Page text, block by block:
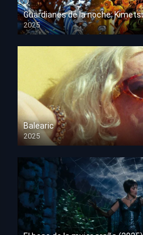
2025
HD 1080p
Balearic
2025
HD 1080p